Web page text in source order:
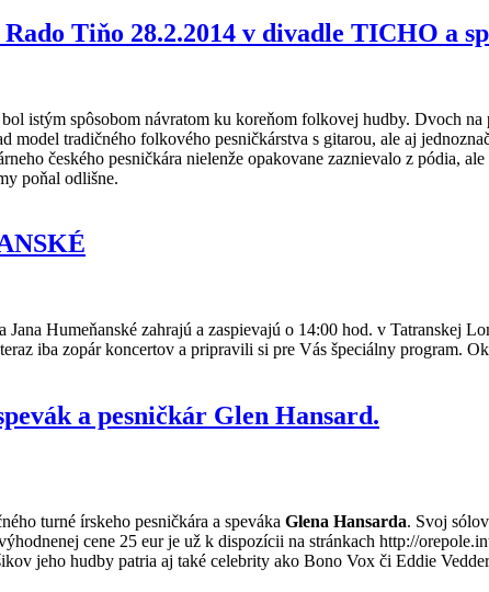
Tiňo 28.2.2014 v divadle TICHO a
bol istým spôsobom návratom ku koreňom folkovej hudby. Dvoch
model tradičného folkového pesničkárstva s gitarou, ale aj
českého pesničkára nielenže opakovane zaznievalo z pódia,
poňal odlišne.
Jana Humeňanské zahrajú a zaspievajú o 14:00 hod. v Tatranskej
iba zopár koncertov a pripravili si pre Vás špeciálny program.
a pesničkár Glen Hansard.
turné írskeho pesničkára a speváka Glena Hansarda. Svoj
cene 25 eur je už k dispozícii na stránkach http://
jeho hudby patria aj také celebrity ako Bono Vox či Eddie